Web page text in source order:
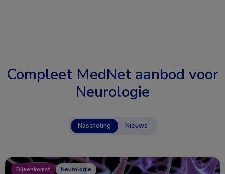
Compleet MedNet aanbod voor
Neurologie
Nascholing Nieuws
Bijeenkomst Neurologie